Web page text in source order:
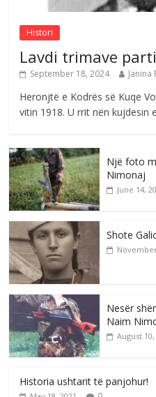
Histori
Lavdi trimave
September 18, 2024 Janina
Heronjtë e Kodrës së Kuqe
vitin 1918. U rrit nën kujdesin
Një foto
Nimonaj
June 14,
Shote
Nesër
Naim
August 10,
Historia ushtarit të panjohur!